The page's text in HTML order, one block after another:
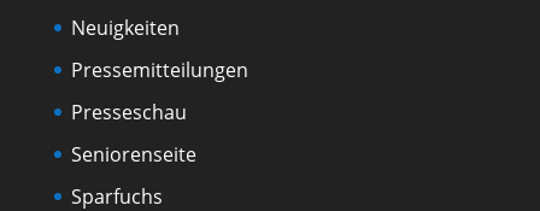
Neuigkeiten
Pressemitteilungen
Presseschau
Seniorenseite
Sparfuchs